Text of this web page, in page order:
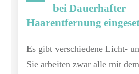
bei Dauerhafter
Haarentfernung
Es gibt verschiedene Licht-
Sie arbeiten zwar alle mit